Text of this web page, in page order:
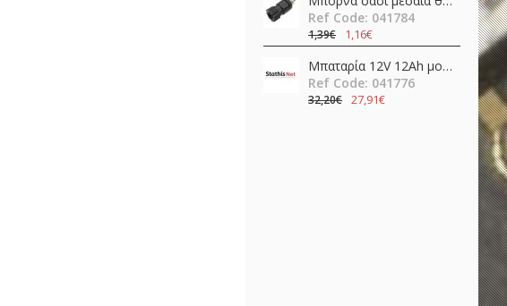
Ref Code: 041784
1,39€ 1,16€
Μπαταρία 12V 12Ah μολύβδου FL12-12 Invictus
Ref Code: 041776
32,20€ 27,91€